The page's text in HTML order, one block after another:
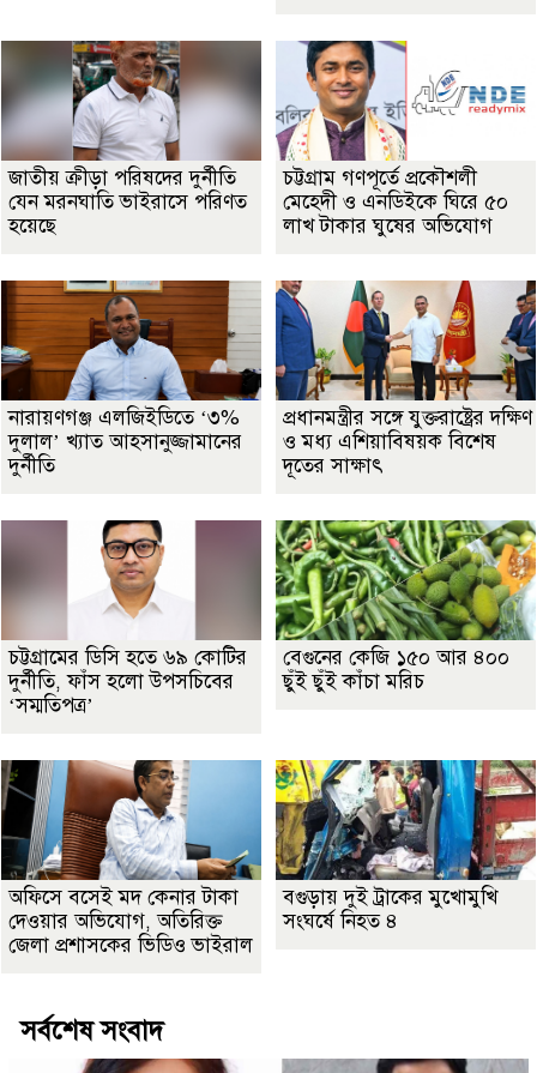
জাতীয় ক্রীড়া পরিষদের দুর্নীতি
যেন মরনঘাতি ভাইরাসে পরিণত
হয়েছে
চট্টগ্রাম গণপূর্তে প্রকৌশলী
মেহেদী ও এনডিইকে ঘিরে ৫০
লাখ টাকার ঘুষের অভিযোগ
নারায়ণগঞ্জ এলজিইডিতে ‘৩%
দুলাল’ খ্যাত আহসানুজ্জামানের
দুর্নীতি
প্রধানমন্ত্রীর সঙ্গে যুক্তরাষ্ট্রের দক্ষিণ
ও মধ্য এশিয়াবিষয়ক বিশেষ
দূতের সাক্ষাৎ
চট্টগ্রামের ডিসি হতে ৬৯ কোটির
দুর্নীতি, ফাঁস হলো উপসচিবের
‘সম্মতিপত্র’
বেগুনের কেজি ১৫০ আর ৪০০
ছুঁই ছুঁই কাঁচা মরিচ
অফিসে বসেই মদ কেনার টাকা
দেওয়ার অভিযোগ, অতিরিক্ত
জেলা প্রশাসকের ভিডিও ভাইরাল
বগুড়ায় দুই ট্রাকের মুখোমুখি
সংঘর্ষে নিহত ৪
সর্বশেষ সংবাদ